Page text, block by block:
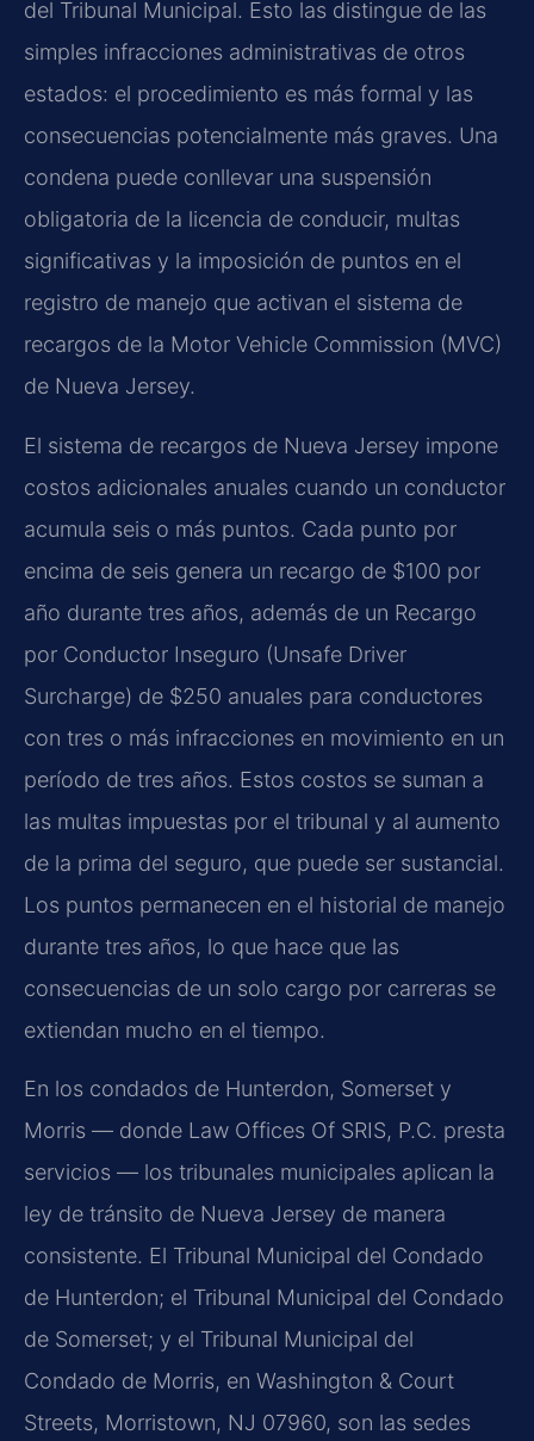
del Tribunal Municipal. Esto las distingue de las
simples infracciones administrativas de otros
estados: el procedimiento es más formal y las
consecuencias potencialmente más graves. Una
condena puede conllevar una suspensión
obligatoria de la licencia de conducir, multas
significativas y la imposición de puntos en el
registro de manejo que activan el sistema de
recargos de la Motor Vehicle Commission (MVC)
de Nueva Jersey.
El sistema de recargos de Nueva Jersey impone
costos adicionales anuales cuando un conductor
acumula seis o más puntos. Cada punto por
encima de seis genera un recargo de $100 por
año durante tres años, además de un Recargo
por Conductor Inseguro (Unsafe Driver
Surcharge) de $250 anuales para conductores
con tres o más infracciones en movimiento en un
período de tres años. Estos costos se suman a
las multas impuestas por el tribunal y al aumento
de la prima del seguro, que puede ser sustancial.
Los puntos permanecen en el historial de manejo
durante tres años, lo que hace que las
consecuencias de un solo cargo por carreras se
extiendan mucho en el tiempo.
En los condados de Hunterdon, Somerset y
Morris — donde Law Offices Of SRIS, P.C. presta
servicios — los tribunales municipales aplican la
ley de tránsito de Nueva Jersey de manera
consistente. El Tribunal Municipal del Condado
de Hunterdon; el Tribunal Municipal del Condado
de Somerset; y el Tribunal Municipal del
Condado de Morris, en Washington & Court
Streets, Morristown, NJ 07960, son las sedes